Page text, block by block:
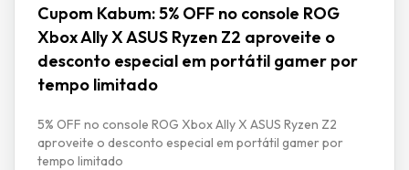
Cupom Kabum: 5% OFF no console ROG
Xbox Ally X ASUS Ryzen Z2 aproveite o
desconto especial em portátil gamer por
tempo limitado
5% OFF no console ROG Xbox Ally X ASUS Ryzen Z2
aproveite o desconto especial em portátil gamer por
tempo limitado